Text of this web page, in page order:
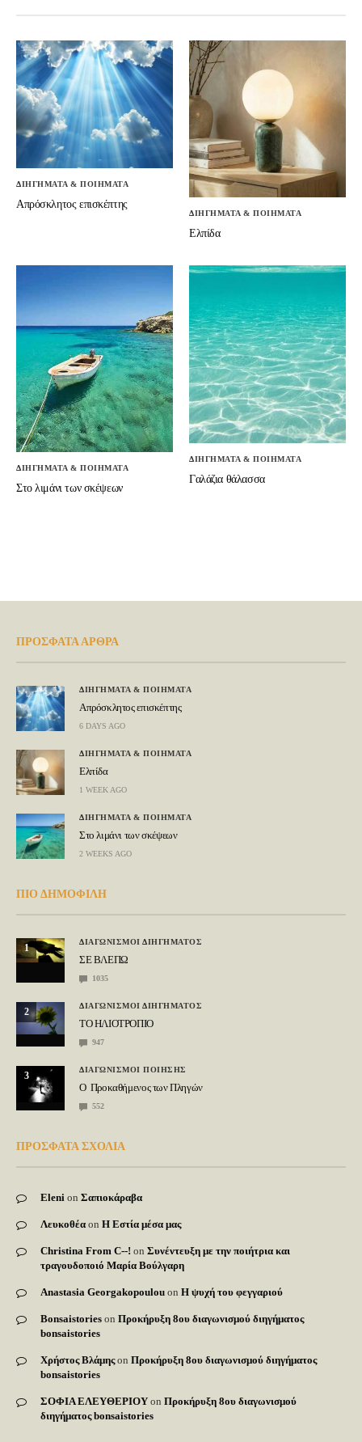
ΔΙΗΓΗΜΑΤΑ & ΠΟΙΗΜΑΤΑ
Απρόσκλητος επισκέπτης
ΔΙΗΓΗΜΑΤΑ & ΠΟΙΗΜΑΤΑ
Ελπίδα
ΔΙΗΓΗΜΑΤΑ & ΠΟΙΗΜΑΤΑ
Στο λιμάνι των σκέψεων
ΔΙΗΓΗΜΑΤΑ & ΠΟΙΗΜΑΤΑ
Γαλάζια θάλασσα
ΠΡΟΣΦΑΤΑ ΑΡΘΡΑ
ΔΙΗΓΗΜΑΤΑ & ΠΟΙΗΜΑΤΑ
Απρόσκλητος επισκέπτης
6 DAYS AGO
ΔΙΗΓΗΜΑΤΑ & ΠΟΙΗΜΑΤΑ
Ελπίδα
1 WEEK AGO
ΔΙΗΓΗΜΑΤΑ & ΠΟΙΗΜΑΤΑ
Στο λιμάνι των σκέψεων
2 WEEKS AGO
ΠΙΟ ΔΗΜΟΦΙΛΗ
1
ΔΙΑΓΩΝΙΣΜΟΙ ΔΙΗΓΗΜΑΤΟΣ
ΣΕ ΒΛΕΠΩ
1035
2
ΔΙΑΓΩΝΙΣΜΟΙ ΔΙΗΓΗΜΑΤΟΣ
ΤΟ ΗΛΙΟΤΡΟΠΙΟ
947
3
ΔΙΑΓΩΝΙΣΜΟΙ ΠΟΙΗΣΗΣ
Ο Προκαθήμενος των Πληγών
552
ΠΡΟΣΦΑΤΑ ΣΧΟΛΙΑ
Eleni on Σαπιοκάραβα
Λευκοθέα on Η Εστία μέσα μας
Christina From C--! on Συνέντευξη με την ποιήτρια και
τραγουδοποιό Μαρία Βούλγαρη
Anastasia Georgakopoulou on Η ψυχή του φεγγαριού
Bonsaistories on Προκήρυξη 8ου διαγωνισμού διηγήματος
bonsaistories
Χρήστος Βλάμηςon Προκήρυξη 8ου διαγωνισμού διηγήματος
bonsaistories
ΣΟΦΙΑ ΕΛΕΥΘΕΡΙΟΥ on Προκήρυξη 8ου διαγωνισμού
διηγήματος bonsaistories